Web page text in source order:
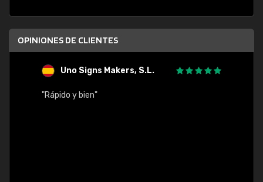
OPINIONES DE CLIENTES
Uno Signs Makers, S.L.
"Rápido y bien"